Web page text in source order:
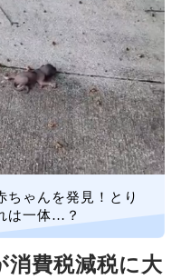
ちゃんを発見！とり
は一体…？
消費税減税に大